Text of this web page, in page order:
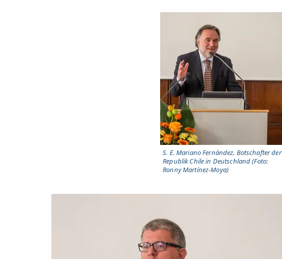
S. E. Mariano Fernández, Botschafter der
Republik Chile in Deutschland (Foto:
Ronny Martínez-Moya)